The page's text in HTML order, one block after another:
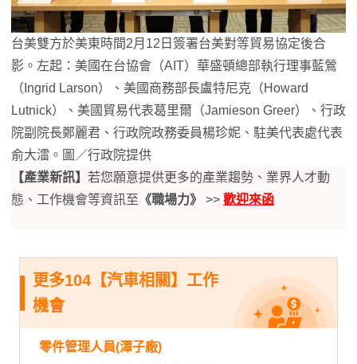
台美雙方於美東時間2月12日簽署台美對等貿易協定後合
影。左起：美國在台協會（AIT）華盛頓總部執行理事藍鶯
（Ingrid Larson）、美國商務部長盧特尼克（Howard
Lutnick）、美國貿易代表葛里爾（Jamieson Greer）、行政
院副院長鄭麗君、行政院政務委員楊珍妮、駐美代表處代表
俞大㵢。圖／行政院提供
【產業新訊】 若您願意提供更多的產業趨勢、業界人才動
態、工作機會等資訊至 《職場力》 >> 歡迎來函
更多104【汽車相關】工作
機會
零件管理人員(潭子廠)